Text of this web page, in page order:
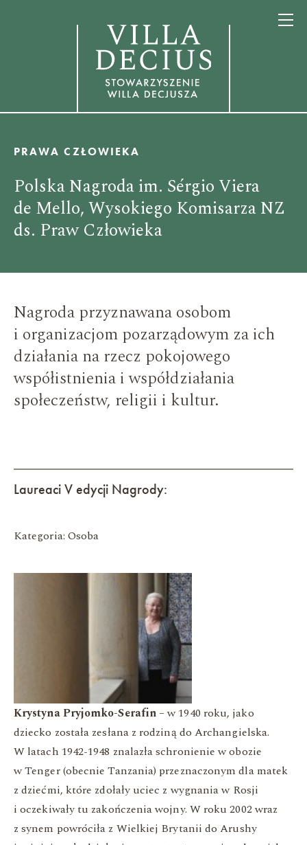
PRAWA CZŁOWIEKA
Polska Nagroda im. Sérgio Viera
de Mello, Wysokiego Komisarza NZ
ds. Praw Człowieka
Nagroda przyznawana osobom
i organizacjom pozarządowym za ich
działania na rzecz pokojowego
współistnienia i współdziałania
społeczeństw, religii i kultur.
Laureaci V edycji Nagrody:
Kategoria: Osoba
Krystyna Pryjomko-Serafin– w 1940 roku, jako
dziecko została zesłana z rodziną do Archangielska.
W latach 1942-1948 znalazła schronienie w obozie
w Tenger (obecnie Tanzania) przeznaczonym dla matek
z dziećmi, które zdołały uciec z wygnania w Rosji
i oczekiwały tu zakończenia wojny. W roku 2002 wraz
z synem powróciła z Wielkiej Brytanii do Arushy